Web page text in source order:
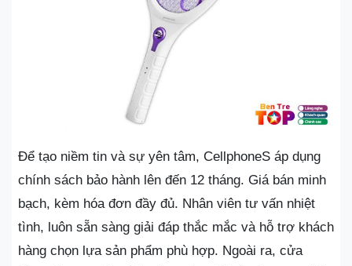
Để tạo niềm tin và sự yên tâm, CellphoneS áp dụng
chính sách bảo hành lên đến 12 tháng. Giá bán minh
bạch, kèm hóa đơn đầy đủ. Nhân viên tư vấn nhiệt
tình, luôn sẵn sàng giải đáp thắc mắc và hỗ trợ khách
hàng chọn lựa sản phẩm phù hợp. Ngoài ra, cửa